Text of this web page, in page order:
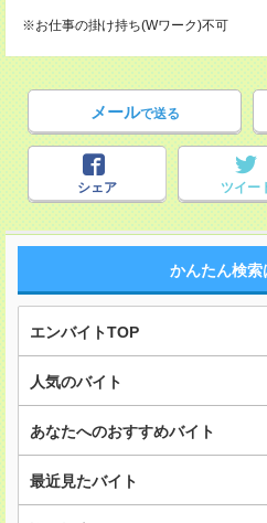
※お仕事の掛け持ち(Wワーク)不可
メールで送る
シェア ツイー
かんたん検索
エンバイトTOP
人気のバイト
あなたへのおすすめバイト
最近見たバイト